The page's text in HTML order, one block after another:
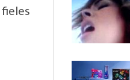
fieles